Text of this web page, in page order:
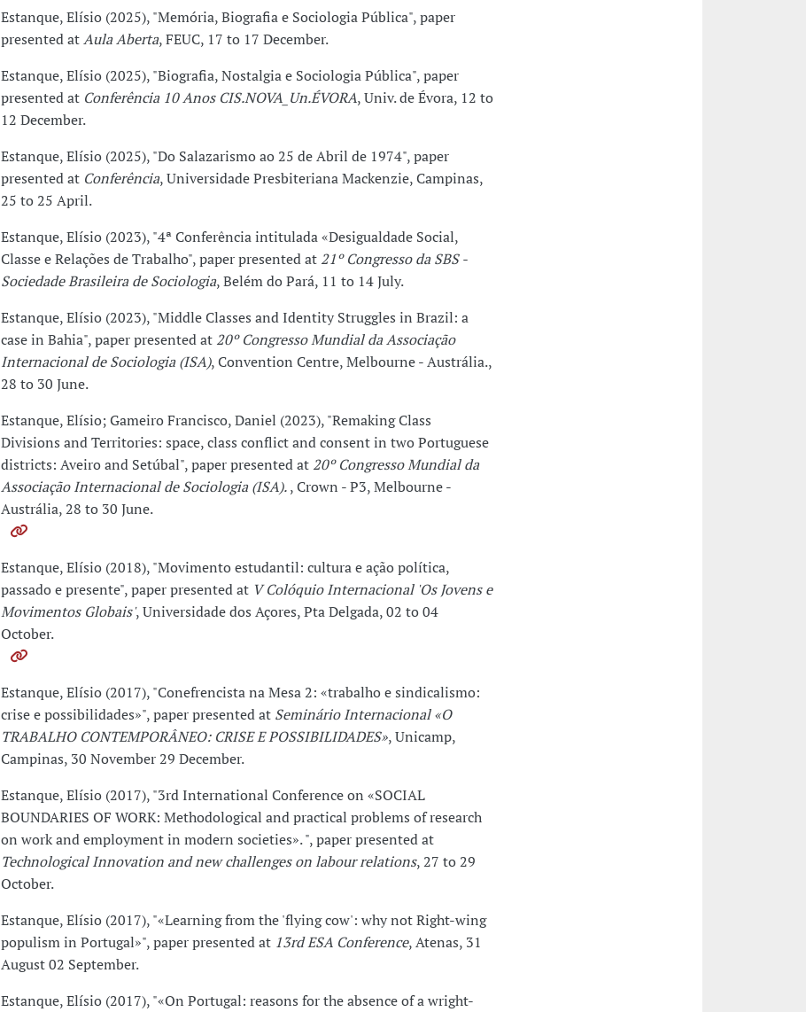
Estanque, Elísio (2025), "Memória, Biografia e Sociologia Pública", paper
presented atAula Aberta, FEUC, 17 to 17 December.
Estanque, Elísio (2025), "Biografia, Nostalgia e Sociologia Pública", paper
presented at Conferência 10 Anos CIS.NOVA_Un.ÉVORA, Univ. de Évora, 12 to
12 December.
Estanque, Elísio (2025), "Do Salazarismo ao 25 de Abril de 1974", paper
presented at Conferência, Universidade Presbiteriana Mackenzie, Campinas,
25 to 25 April.
Estanque, Elísio (2023), "4ª Conferência intitulada «Desigualdade Social,
Classe e Relações de Trabalho", paper presented at 21º Congresso da SBS -
Sociedade Brasileira de Sociologia, Belém do Pará, 11 to 14 July.
Estanque, Elísio (2023), "Middle Classes and Identity Struggles in Brazil: a
case in Bahia", paper presented at 20º Congresso Mundial da Associação
Internacional de Sociologia (ISA), Convention Centre, Melbourne - Austrália.,
28 to 30 June.
Estanque, Elísio; Gameiro Francisco, Daniel (2023), "Remaking Class
Divisions and Territories: space, class conflict and consent in two Portuguese
districts: Aveiro and Setúbal", paper presented at 20º Congresso Mundial da
Associação Internacional de Sociologia (ISA)., Crown - P3, Melbourne -
Austrália, 28 to 30 June.
Estanque, Elísio (2018), "Movimento estudantil: cultura e ação política,
passado e presente", paper presented at V Colóquio Internacional 'Os Jovens e
Movimentos Globais', Universidade dos Açores, Pta Delgada, 02 to 04
October.
Estanque, Elísio (2017), "Conefrencista na Mesa 2: «trabalho e sindicalismo:
crise e possibilidades»", paper presented at Seminário Internacional «O
TRABALHO CONTEMPORÂNEO: CRISE E POSSIBILIDADES», Unicamp,
Campinas, 30 November 29 December.
Estanque, Elísio (2017), "3rd International Conference on «SOCIAL
BOUNDARIES OF WORK: Methodological and practical problems of research
on work and employment in modern societies». ", paper presented at
Technological Innovation and new challenges on labour relations, 27 to 29
October.
Estanque, Elísio (2017), "«Learning from the 'flying cow': why not Right-wing
populism in Portugal»", paper presented at 13rd ESA Conference, Atenas, 31
August 02 September.
Estanque, Elísio (2017), "«On Portugal: reasons for the absence of a wright-